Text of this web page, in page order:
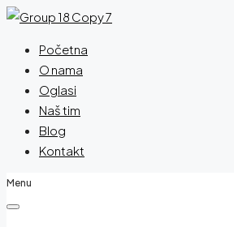
Početna
O nama
Oglasi
Naš tim
Blog
Kontakt
Menu